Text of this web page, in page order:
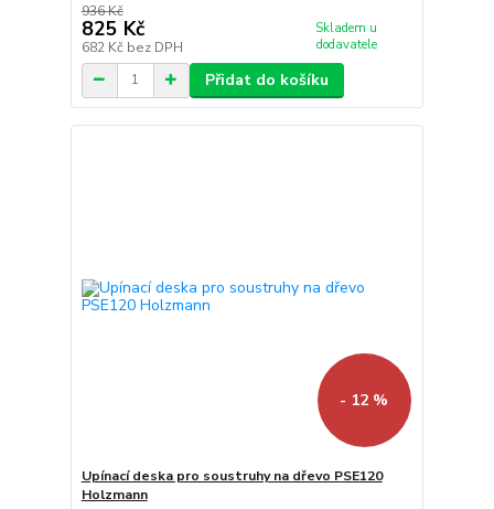
936 Kč
825 Kč
682 Kč bez DPH
Skladem u
dodavatele
Přidat do košíku
- 12 %
Upínací deska pro soustruhy na dřevo PSE120
Holzmann